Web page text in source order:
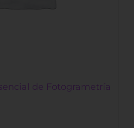
de Fotogrametría